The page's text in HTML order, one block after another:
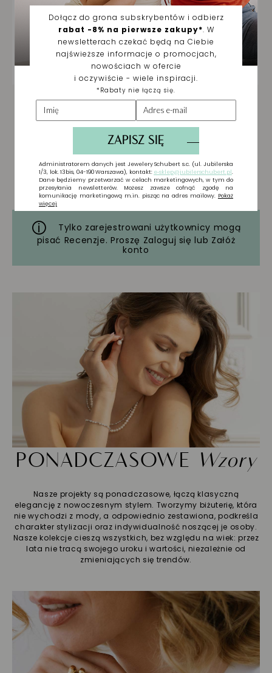
Tylko zarejestrowani użytkownicy mogą
pisać Recenzje. Proszę Zaloguj się lub Załóż
konto
PONADCZASOWE Wzory
Nasze projekty są ponadczasowe, łączą klasyczną
elegancję z nowoczesnym stylem. Tworzymy biżuterię, która
nie wychodzi z mody, a odpowiednio zestawiona, podkreśla
charakter stylizacji oraz indywidualność noszącej je osoby.
Nasze kolekcje cieszą wszystkich, bez względu na wiek: przez
lata nie tracą swojego uroku i wartości, niezależnie od
zmieniających się trendów.